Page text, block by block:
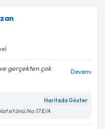
ilişkin
kabul ediyorum.
gerçekten çok
Devamı
Haritada Göster
sit önü.No:17 E/A